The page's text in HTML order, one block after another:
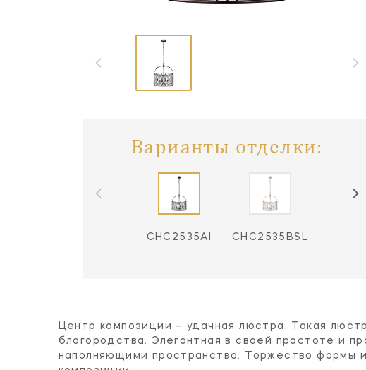
Варианты отделки:
CHC2535AI CHC2535BSL
Центр композиции – удачная люстра. Такая
благородства. Элегантная в своей простоте и
наполняющими пространство. Торжество формы